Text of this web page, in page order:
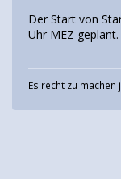
Der Start von
Uhr MEZ geplant.
Es recht zu